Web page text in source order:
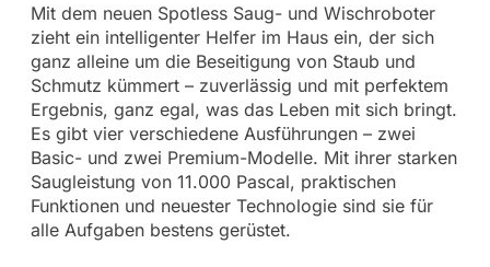
Mit dem neuen Spotless Saug- und Wischroboter
zieht ein intelligenter Helfer im Haus ein, der sich
ganz alleine um die Beseitigung von Staub und
Schmutz kümmert – zuverlässig und mit perfektem
Ergebnis, ganz egal, was das Leben mit sich bringt.
Es gibt vier verschiedene Ausführungen – zwei
Basic- und zwei Premium-Modelle. Mit ihrer starken
Saugleistung von 11.000 Pascal, praktischen
Funktionen und neuester Technologie sind sie für
alle Aufgaben bestens gerüstet.